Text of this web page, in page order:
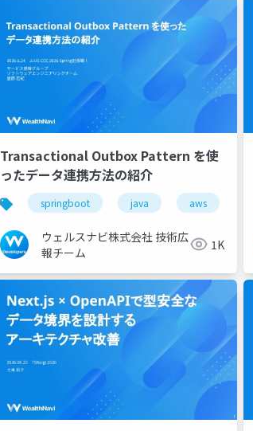
Transactional Outbox Pattern を使
ったデータ連携方法の紹介
springboot java aws
ウェルスナビ株式会社 技術広
報チーム
1K